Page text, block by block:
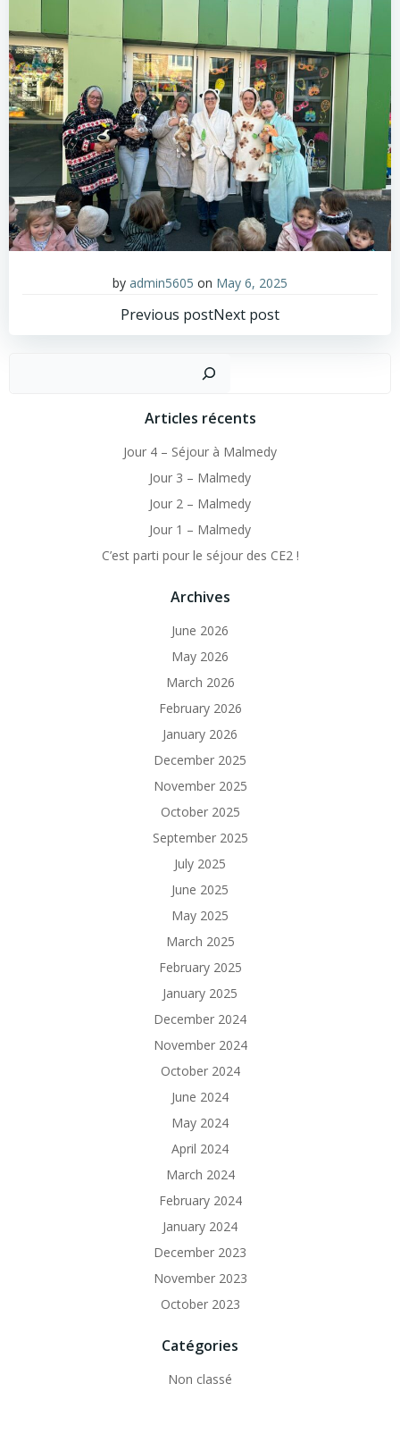
by admin5605 on May 6, 2025
Post
navigation
Previous postPost
navigation
Next post
Articles récents
Jour 4 – Séjour à Malmedy
Jour 3 – Malmedy
Jour 2 – Malmedy
Jour 1 – Malmedy
C’est parti pour le séjour des CE2 !
Archives
June 2026
May 2026
March 2026
February 2026
January 2026
December 2025
November 2025
October 2025
September 2025
July 2025
June 2025
May 2025
March 2025
February 2025
January 2025
December 2024
November 2024
October 2024
June 2024
May 2024
April 2024
March 2024
February 2024
January 2024
December 2023
November 2023
October 2023
Catégories
Non classé